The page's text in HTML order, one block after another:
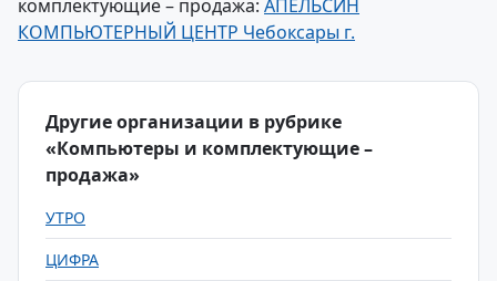
комплектующие – продажа: АПЕЛЬСИН
КОМПЬЮТЕРНЫЙ ЦЕНТР Чебоксары г.
Другие организации в рубрике
«Компьютеры и комплектующие –
продажа»
УТРО
ЦИФРА